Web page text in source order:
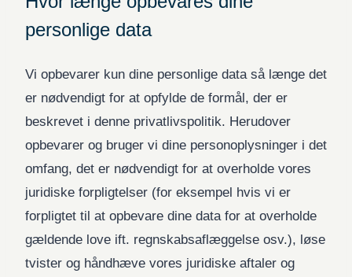
personlige data
Vi opbevarer kun dine personlige data så længe det
er nødvendigt for at opfylde de formål, der er
beskrevet i denne privatlivspolitik. Herudover
opbevarer og bruger vi dine personoplysninger i det
omfang, det er nødvendigt for at overholde vores
juridiske forpligtelser (for eksempel hvis vi er
forpligtet til at opbevare dine data for at overholde
gældende love ift. regnskabsaflæggelse osv.), løse
tvister og håndhæve vores juridiske aftaler og